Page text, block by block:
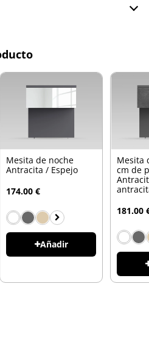
Mesita de noche
Antracita / Espejo
174.00 €
Añadir
Mesita
cm de
181.00